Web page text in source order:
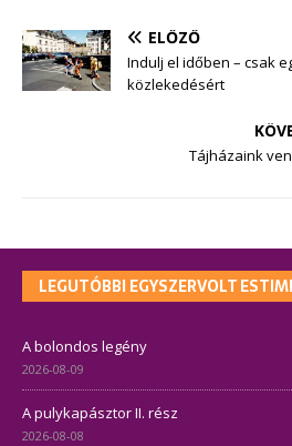
ELŐZŐ
Indulj el időben – csak
közlekedésért
Tájházaink
LEGUTÓBBI EGYSZERVOLT
A bolondos legény
2026-08-09
A pulykapásztor II. rész
2026-08-08